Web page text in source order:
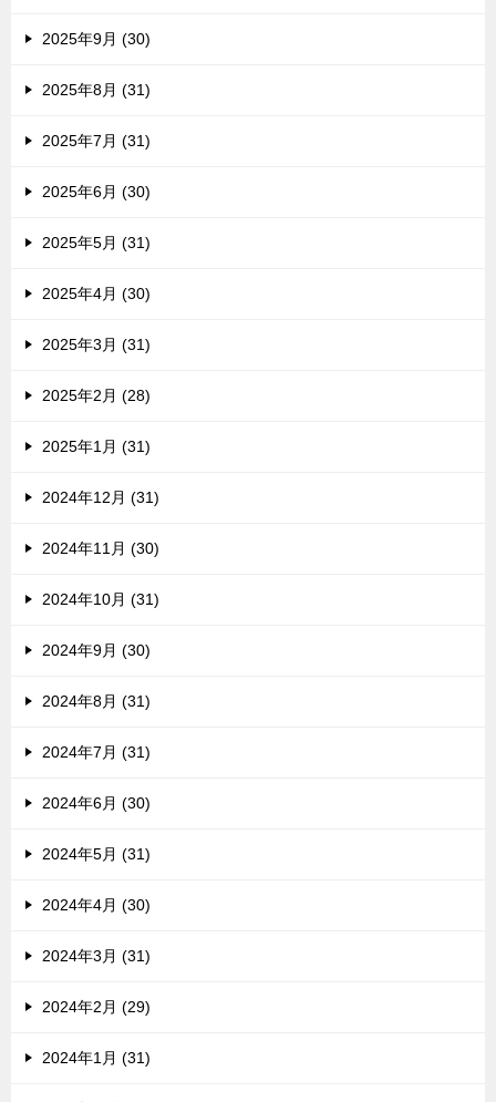
2025年9月 (30)
2025年8月 (31)
2025年7月 (31)
2025年6月 (30)
2025年5月 (31)
2025年4月 (30)
2025年3月 (31)
2025年2月 (28)
2025年1月 (31)
2024年12月 (31)
2024年11月 (30)
2024年10月 (31)
2024年9月 (30)
2024年8月 (31)
2024年7月 (31)
2024年6月 (30)
2024年5月 (31)
2024年4月 (30)
2024年3月 (31)
2024年2月 (29)
2024年1月 (31)